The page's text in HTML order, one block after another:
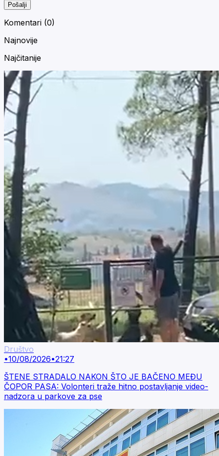
Pošalji
Komentari (0)
Najnovije
Najčitanije
Društvo
•10/08/2026•21:27
ŠTENE STRADALO NAKON ŠTO JE BAČENO MEĐU
ČOPOR PASA: Volonteri traže hitno postavljanje video-
nadzora u parkove za pse